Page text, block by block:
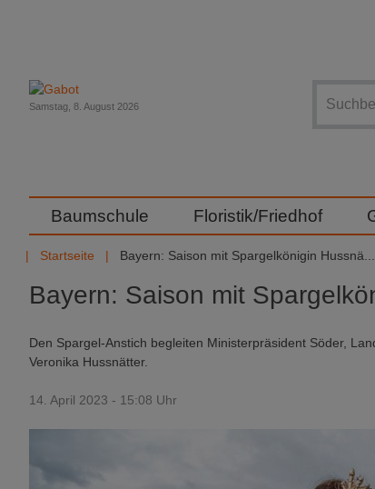
Samstag, 8. August 2026
Baumschule Floristik/Friedhof
Startseite Bayern: Saison mit Spargelkönigin Hussnä...
Bayern: Saison mit
Den Spargel-Anstich begleiten Ministerpräsident Söder,
Veronika Hussnätter.
14. April 2023 - 15:08 Uhr